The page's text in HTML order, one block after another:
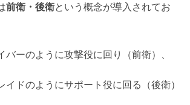
前衛・後衛という概念が導入されてお
バーのように攻撃役に回り（前衛）、
イドのようにサポート役に回る（後衛）